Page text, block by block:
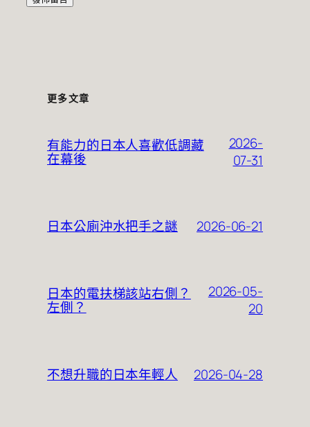
更多文章
有能力的日本人喜歡低調藏
在幕後
2026-
07-31
日本公廁沖水把手之謎 2026-06-21
日本的電扶梯該站右側？
左側？
2026-05-
20
不想升職的日本年輕人 2026-04-28